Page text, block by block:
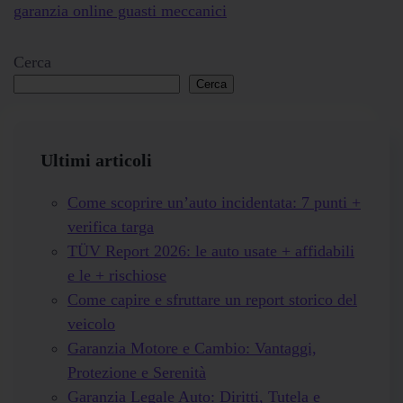
Cerca
Cerca
Ultimi articoli
Come scoprire un’auto incidentata: 7 punti +
verifica targa
TÜV Report 2026: le auto usate + affidabili
e le + rischiose
Come capire e sfruttare un report storico del
veicolo
Garanzia Motore e Cambio: Vantaggi,
Protezione e Serenità
Garanzia Legale Auto: Diritti, Tutela e